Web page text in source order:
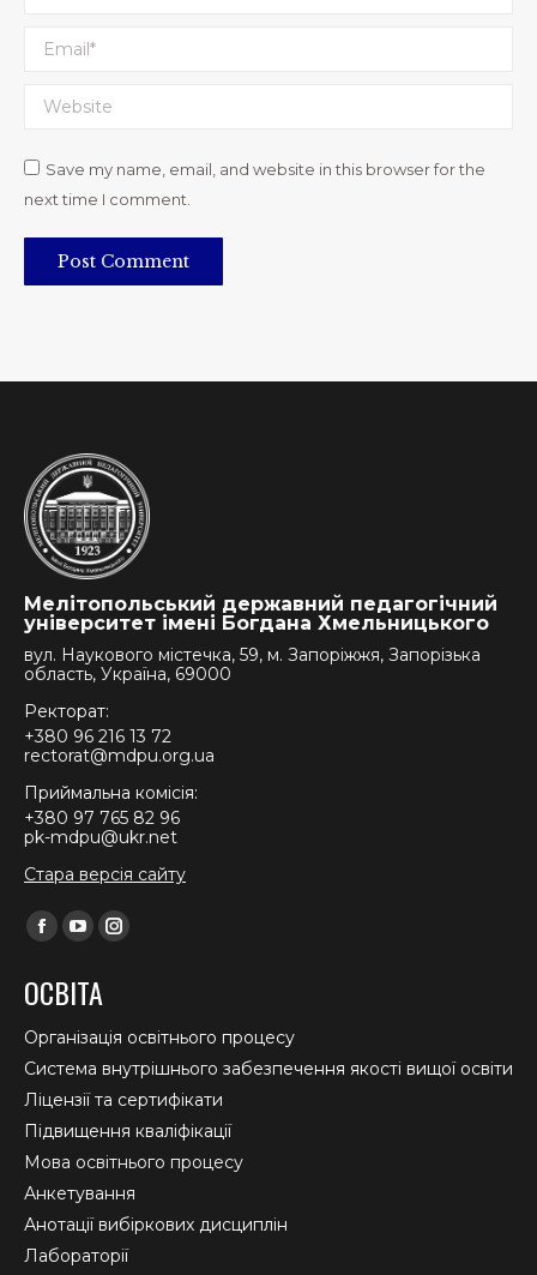
Email *
Website
Save my name, email, and website in this browser for the
next time I comment.
Post Comment
Мелітопольський державний педагогічний
університет імені Богдана Хмельницького
вул. Наукового містечка, 59, м. Запоріжжя, Запорізька
область, Україна, 69000
Ректорат:
+380 96 216 13 72
rectorat@mdpu.org.ua
Приймальна комісія:
+380 97 765 82 96
pk-mdpu@ukr.net
Стара версія сайту
Find us on:
Facebook
opens
in
new
window
YouTube
opens
in
new
window
Instagram
in
new
window
ОСВІТА
Організація освітнього процесу
Система внутрішнього забезпечення якості вищої освіти
Ліцензії та сертифікати
Підвищення кваліфікації
Мова освітнього процесу
Анкетування
Анотації вибіркових дисциплін
Лабораторії